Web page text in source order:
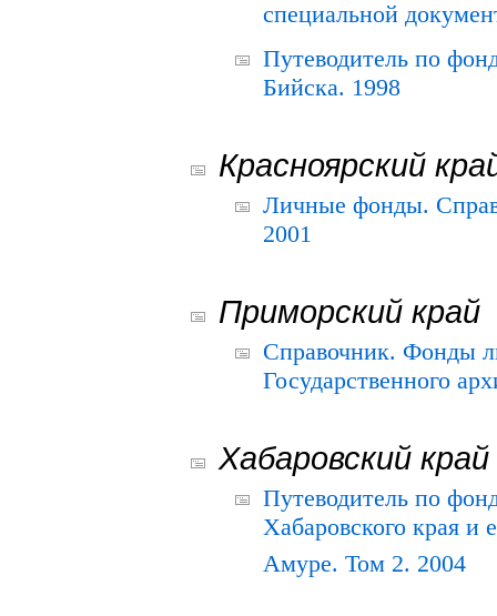
специальной
Путеводитель по
Бийска. 1998
Красноярский
Личные фонды.
2001
Приморский край
Справочник. Фонды
Государственного
Хабаровский край
Путеводитель по
Хабаровского края и
Амуре. Том 2. 2004